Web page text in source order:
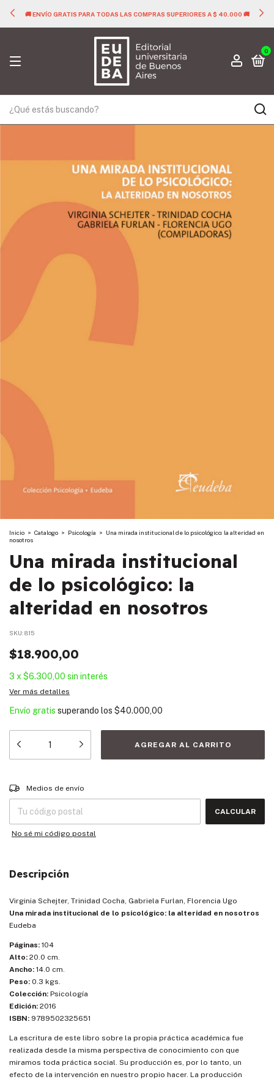
🚚 ENVÍO GRATIS PARA TODAS LAS COMPRAS SUPERIORES A $ 40.000 🚚
0
Inicio > Catalogo > Psicología > Una mirada institucional de lo psicológico: la alteridad en
nosotros
Una mirada institucional
de lo psicológico: la
alteridad en nosotros
SKU: 815
$18.900,00
3 x$6.300,00 sin interés
Ver más detalles
Envío gratis superando los $40.000,00
Entregas para el CP:
Medios de envío
CALCULAR
No sé mi código postal
Descripción
Virginia Schejter, Trinidad Cocha, Gabriela Furlan, Florencia Ugo
Una mirada institucional de lo psicológico: la alteridad en nosotros
Eudeba
Páginas: 104
Alto: 20.0 cm.
Ancho: 14.0 cm.
Peso: 0.3 kgs.
Colección: Psicología
Edición: 2016
ISBN: 9789502325651
La escritura de este libro sobre la propia práctica académica fue
realizada desde la misma perspectiva de conocimiento con que
miramos toda práctica social. Su producción es, por lo tanto, un
efecto de la intervención en nuestro propio hacer. La producción